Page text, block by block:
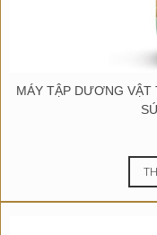
MÁY TẬP DƯƠNG